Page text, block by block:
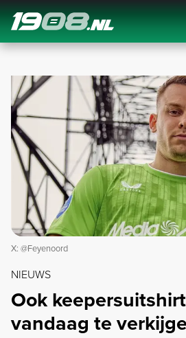
Navigation
X: @Feyenoord
NIEUWS
Ook
vandaag te